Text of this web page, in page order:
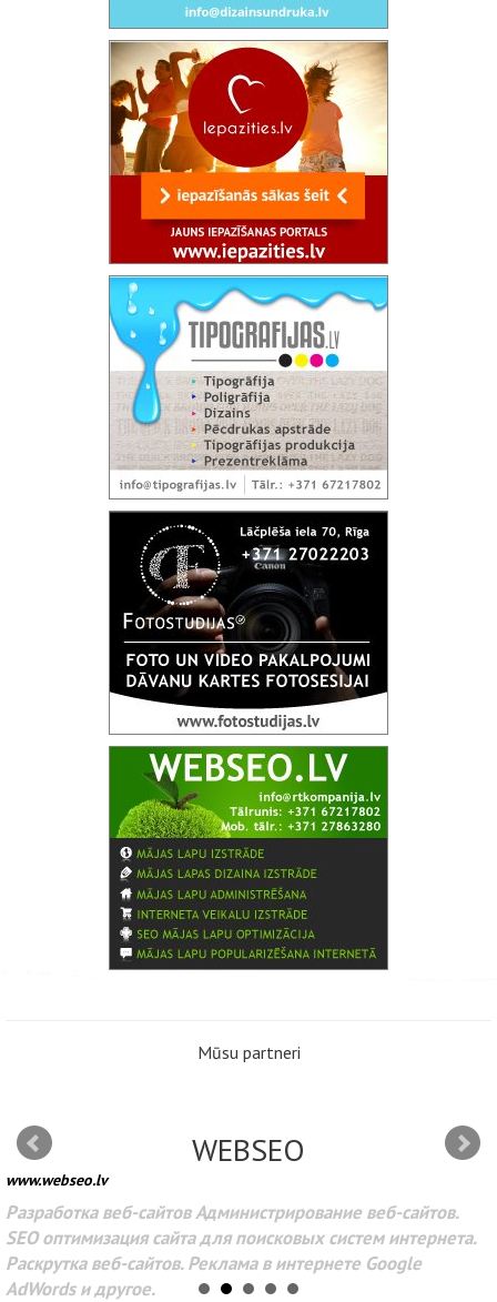
Mūsu partneri
WEBSEO
www.webseo.lv
Разработка веб-сайтов Администрирование веб-сайтов.
SEO оптимизация сайта для поисковых систем интернета.
Раскрутка веб-сайтов. Реклама в интернете Google
AdWords и другое.